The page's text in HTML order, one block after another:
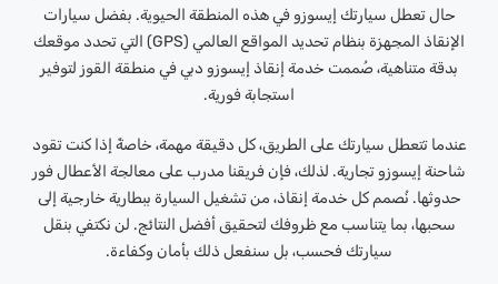
حال تعطل سيارتك إيسوزو في هذه المنطقة الحيوية. بفضل سيارات
الإنقاذ المجهزة بنظام تحديد المواقع العالمي (GPS) التي تحدد موقعك
بدقة متناهية، صُممت خدمة إنقاذ إيسوزو دبي في منطقة القوز لتوفير
استجابة فورية.
عندما تتعطل سيارتك على الطريق، كل دقيقة مهمة، خاصةً إذا كنت تقود
شاحنة إيسوزو تجارية. لذلك، فإن فريقنا مدرب على معالجة الأعطال فور
حدوثها. نُصمم كل خدمة إنقاذ، من تشغيل السيارة ببطارية خارجية إلى
سحبها، بما يتناسب مع ظروفك لتحقيق أفضل النتائج. لن نكتفي بنقل
سيارتك فحسب، بل سنفعل ذلك بأمان وكفاءة.